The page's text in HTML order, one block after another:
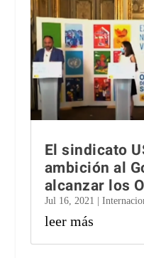
El sindicato
ambición al
alcanzar los
Jul 16, 2021
leer más